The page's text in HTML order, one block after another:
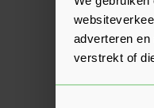
adverteren
verstrekt of